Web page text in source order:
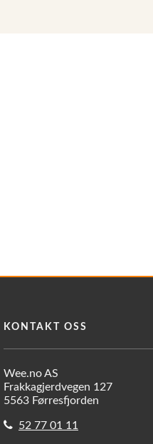
KONTAKT OSS
Wee.no AS
Frakkagjerdvegen 127
5563 Førresfjorden
52 77 01 11